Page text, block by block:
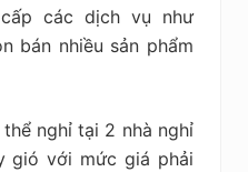
các dịch vụ như
bán nhiều sản phẩm
nghỉ tại 2 nhà nghỉ
gió với mức giá phải